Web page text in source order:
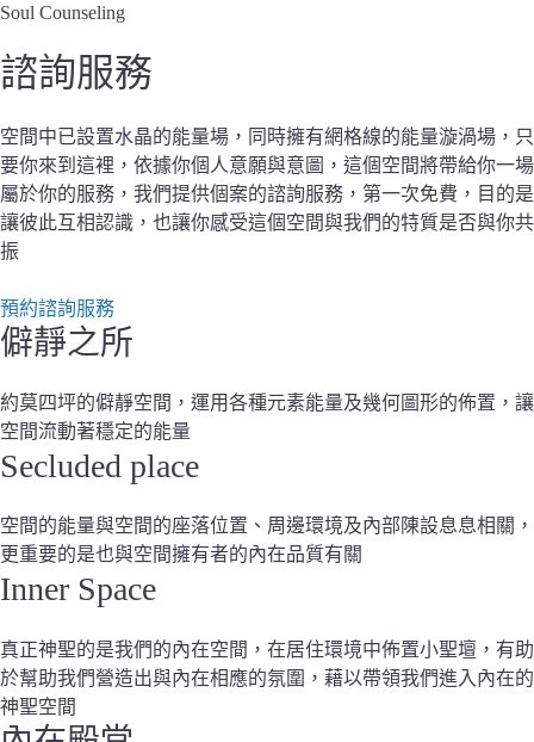
Soul Counseling
諮詢服務
空間中已設置水晶的能量場，同時擁有網格線的能量漩渦場，只
要你來到這裡，依據你個人意願與意圖，這個空間將帶給你一場
屬於你的服務，我們提供個案的諮詢服務，第一次免費，目的是
讓彼此互相認識，也讓你感受這個空間與我們的特質是否與你共
振
預約諮詢服務
僻靜之所
約莫四坪的僻靜空間，運用各種元素能量及幾何圖形的佈置，讓
空間流動著穩定的能量
Secluded place
空間的能量與空間的座落位置、周邊環境及內部陳設息息相關，
更重要的是也與空間擁有者的內在品質有關
Inner Space
真正神聖的是我們的內在空間，在居住環境中佈置小聖壇，有助
於幫助我們營造出與內在相應的氛圍，藉以帶領我們進入內在的
神聖空間